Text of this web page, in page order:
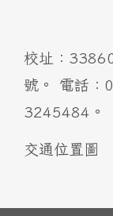
校址：
號。 電話：
3245484。
交通位置圖